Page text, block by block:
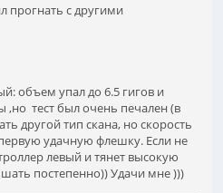
прогнать с другими
объем упал до 6.5 гигов и
,но тест был очень печален (в
другой тип скана, но скорость
удачную флешку. Если не
левый и тянет высокую
постепенно)) Удачи мне )))